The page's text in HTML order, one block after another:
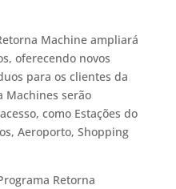
Machine ampliará
oferecendo novos
para os clientes da
Machines serão
como Estações do
Aeroporto, Shopping
Retorna